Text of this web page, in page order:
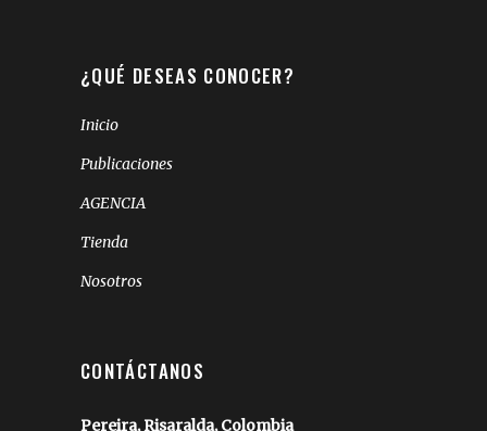
¿QUÉ DESEAS CONOCER?
Inicio
Publicaciones
AGENCIA
Tienda
Nosotros
CONTÁCTANOS
Pereira, Risaralda, Colombia